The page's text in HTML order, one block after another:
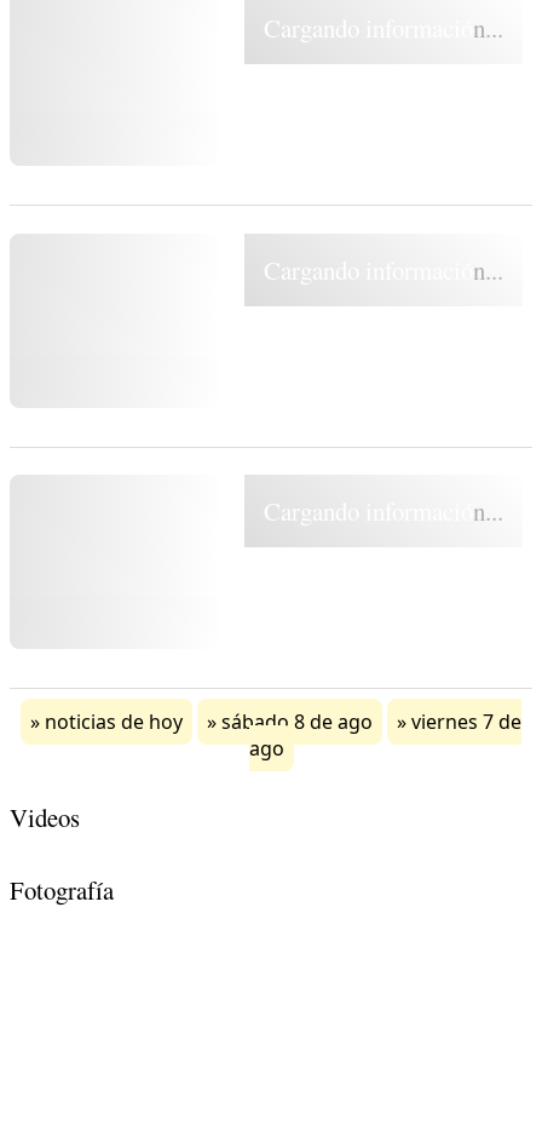
Cargando información...
Cargando información...
Cargando información...
noticias de hoy sábado 8 de ago
viernes 7 de
ago
Videos
Fotografía